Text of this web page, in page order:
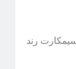
رند